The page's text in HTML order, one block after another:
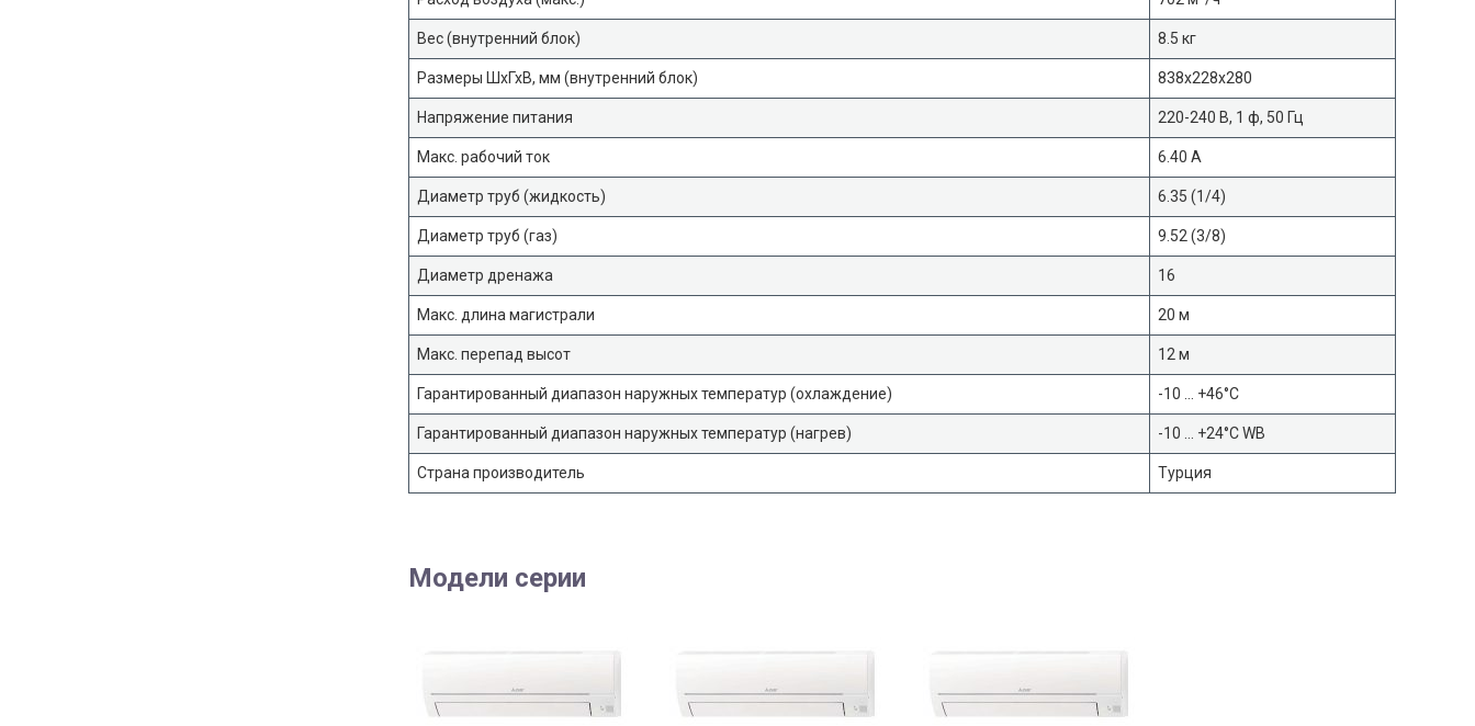
Вес (внутренний блок) 8.5 кг
Размеры ШхГхВ, мм (внутренний блок) 838х228х280
Напряжение питания 220-240 В, 1 ф, 50 Гц
Макс. рабочий ток 6.40 А
Диаметр труб (жидкость) 6.35 (1/4)
Диаметр труб (газ) 9.52 (3/8)
Диаметр дренажа 16
Макс. длина магистрали 20 м
Макс. перепад высот 12 м
Гарантированный диапазон наружных температур (охлаждение) -10 … +46°C
Гарантированный диапазон наружных температур (нагрев) -10 … +24°C WB
Страна производитель Турция
Модели серии